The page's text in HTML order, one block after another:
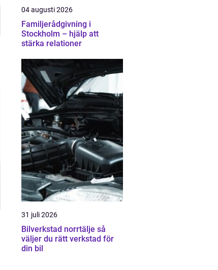
04 augusti 2026
Familjerådgivning i
Stockholm – hjälp att
stärka relationer
31 juli 2026
Bilverkstad norrtälje så
väljer du rätt verkstad för
din bil